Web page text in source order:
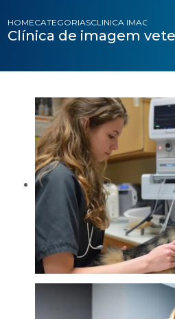
HOMECATEGORIASCLINICA IMAGEM
Clínica de imagem